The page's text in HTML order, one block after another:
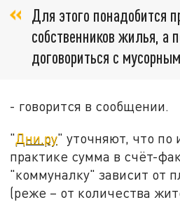
Для этого понадобится
собственников жилья, а
договориться с
- говорится в сообщении.
"Дни.ру" уточняют, что
практике сумма в счёт-
"коммуналку" зависит от
(реже – от количества